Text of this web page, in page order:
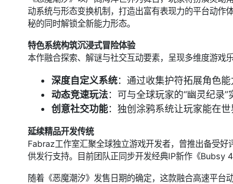
动系统与形态变换机制，打造出富有表现力的平台动
秘的同时解锁全新能力形态。
特色系统构筑沉浸式冒险体验
本作融合探索、解谜与社交互动要素，呈现多维度游戏乐
深度自定义系统：通过收集护符拓展角色
动态竞速玩法：可与全球玩家的“幽灵纪录
创意社交功能：独创涂鸦系统让玩家能在
延续精品开发传统
Fabraz工作室汇聚全球独立游戏开发者，曾推出备受
供发行支持。目前团队正同步开发经典IP新作《Bubsy
随着《恶魔潮汐》发售日期的确定，这款融合高速平台